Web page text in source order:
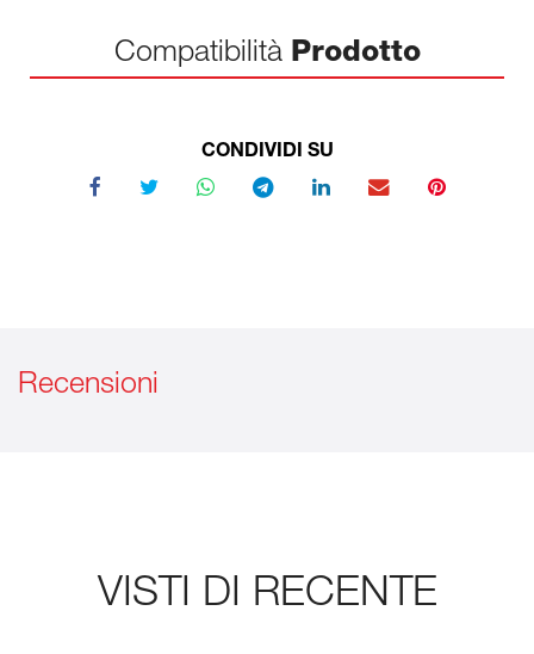
Compatibilità Prodotto
CONDIVIDI SU
Recensioni
VISTI DI RECENTE